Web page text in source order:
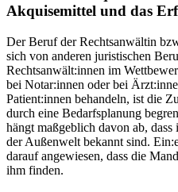
Akquisemittel und das
Der Beruf der Rechtsanwältin
sich von anderen juristischen
Rechtsanwält:innen im
bei Notar:innen oder bei
Patient:innen behandeln, ist die
durch eine Bedarfsplanung
hängt maßgeblich davon ab,
der Außenwelt bekannt sind.
darauf angewiesen, dass die
ihm finden.